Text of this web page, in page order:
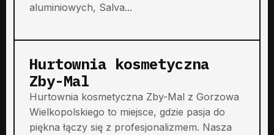
aluminiowych, Salva...
Hurtownia kosmetyczna
Zby-Mal
Hurtownia kosmetyczna Zby-Mal z Gorzowa
Wielkopolskiego to miejsce, gdzie pasja do
piękna łączy się z profesjonalizmem. Nasza